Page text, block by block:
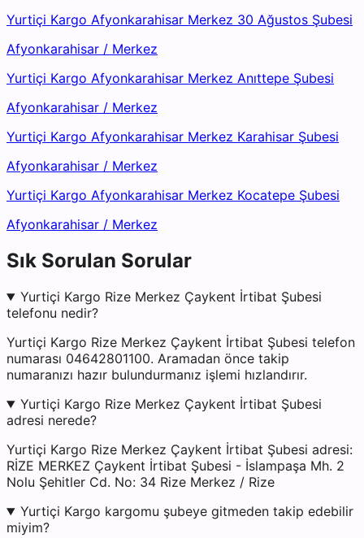
Yurtiçi Kargo Afyonkarahisar Merkez 30 Ağustos Şubesi
Afyonkarahisar / Merkez
Yurtiçi Kargo Afyonkarahisar Merkez Anıttepe Şubesi
Afyonkarahisar / Merkez
Yurtiçi Kargo Afyonkarahisar Merkez Karahisar Şubesi
Afyonkarahisar / Merkez
Yurtiçi Kargo Afyonkarahisar Merkez Kocatepe Şubesi
Afyonkarahisar / Merkez
Sık Sorulan Sorular
Yurtiçi Kargo Rize Merkez Çaykent İrtibat Şubesi
telefonu nedir?
Yurtiçi Kargo Rize Merkez Çaykent İrtibat Şubesi telefon
numarası 04642801100. Aramadan önce takip
numaranızı hazır bulundurmanız işlemi hızlandırır.
Yurtiçi Kargo Rize Merkez Çaykent İrtibat Şubesi
adresi nerede?
Yurtiçi Kargo Rize Merkez Çaykent İrtibat Şubesi adresi:
RİZE MERKEZ Çaykent İrtibat Şubesi - İslampaşa Mh. 2
Nolu Şehitler Cd. No: 34 Rize Merkez / Rize
Yurtiçi Kargo kargomu şubeye gitmeden takip edebilir
miyim?